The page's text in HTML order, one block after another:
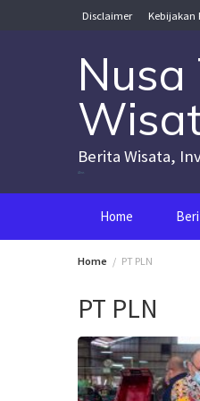
Disclaimer Kebijakan
Nusa
Berita Wisata,
Home
Home PT PLN
PT PLN